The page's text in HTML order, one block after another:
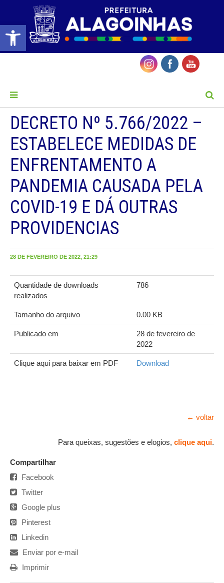
Barra de Ferramentas Aberta
DECRETO Nº 5.766/2022 –
ESTABELECE MEDIDAS DE
ENFRENTAMENTO A
PANDEMIA CAUSADA PELA
COVID-19 E DÁ OUTRAS
PROVIDENCIAS
28 DE FEVEREIRO DE 2022, 21:29
Quantidade de downloads
realizados
786
Tamanho do arquivo 0.00 KB
Publicado em
28 de fevereiro de
2022
Clique aqui para baixar em PDF Download
← voltar
Para queixas, sugestões e elogios, clique aqui.
Compartilhar
Facebook
Twitter
Google plus
Pinterest
Linkedin
Enviar por e-mail
Imprimir